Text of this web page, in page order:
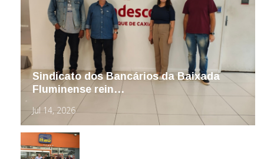
Sindicato dos Bancários da Baixada
Fluminense rein…
Jul 14, 2026